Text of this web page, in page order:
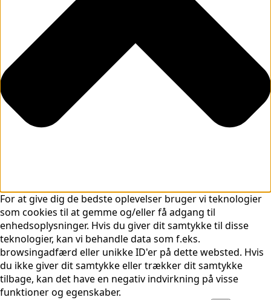
For at give dig de bedste oplevelser bruger vi teknologier
som cookies til at gemme og/eller få adgang til
enhedsoplysninger. Hvis du giver dit samtykke til disse
teknologier, kan vi behandle data som f.eks.
browsingadfærd eller unikke ID'er på dette websted. Hvis
du ikke giver dit samtykke eller trækker dit samtykke
tilbage, kan det have en negativ indvirkning på visse
funktioner og egenskaber.